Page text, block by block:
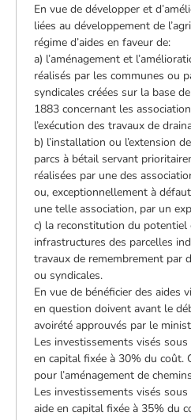
En vue de développer et
liées au développement de
régime d’aides en faveur de:
a) l’aménagement et
réalisés par les communes ou
syndicales créées sur la base
1883 concernant les
l’exécution des travaux de
b) l’installation ou l’extension
parcs à bétail servant
réalisées par une des
ou, exceptionnellement à
une telle association, par un
c) la reconstitution du potentiel
infrastructures des parcelles
travaux de remembrement par
ou syndicales.
En vue de bénéficier des aides
en question doivent avant le
avoirété approuvés par le
Les investissements visés sous
en capital fixée à 30% du coût.
pour l’aménagement de
Les investissements visés sous
aide en capital fixée à 35% du